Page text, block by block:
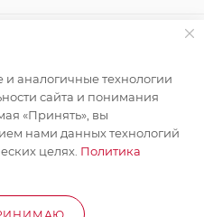
ЗАКАЗАТЬ ЗВОНОК
аналогичные технологии
сайта и понимания
«Принять», вы
нами данных технологий
целях. Политика